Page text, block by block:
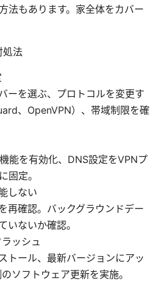
法もあります。家全体をカバー
処法
ーを選ぶ、プロトコルを変更す
、OpenVPN）、帯域制限を確
能を有効化、DNS設定をVPNプ
固定。
しない
再確認。バックグラウンドデー
いないか確認。
ッシュ
トール、最新バージョンにアッ
ソフトウェア更新を実施。